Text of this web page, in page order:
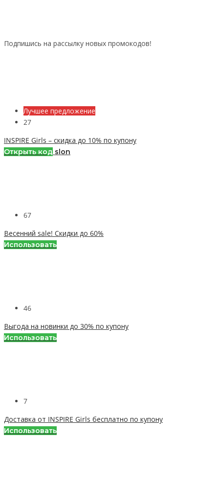
Подпишись на рассылку новых промокодов!
Лучшее предложение
27
INSPIRE Girls – скидка до 10% по купону
Открыть код slon
67
Весенний sale! Скидки до 60%
Использовать
46
Выгода на новинки до 30% по купону
Использовать
7
Доставка от INSPIRE Girls бесплатно по купону
Использовать